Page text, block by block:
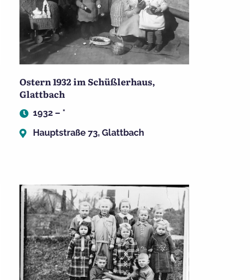
Ostern 1932 im Schüßlerhaus,
Glattbach
1932 – *
Hauptstraße 73, Glattbach